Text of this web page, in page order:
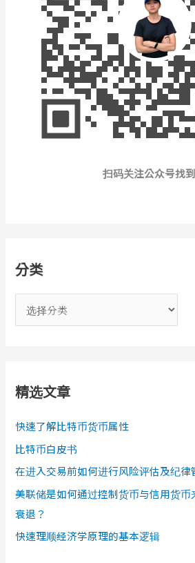
扫码关注公众号找
分类
类
精选文章
快速了解比特币货币属性
比特币白皮书
在进入交易前如何进行风险评估及纪律
美联储是如何通过控制货币与信用货币
衰退？
快速理顺经济学原理的基本逻辑